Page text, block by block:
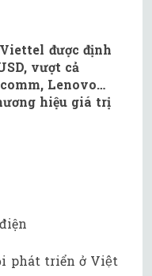
được định
vượt cả
Lenovo…
hiệu giá trị
phát triển ở Việt